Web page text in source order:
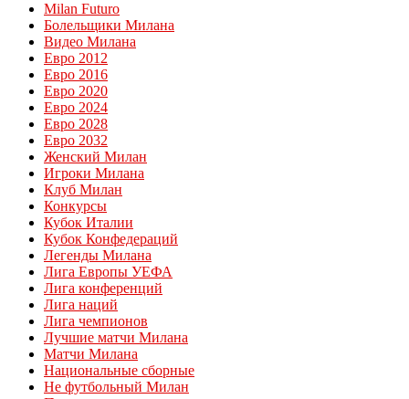
Milan Futuro
Болельщики Милана
Видео Милана
Евро 2012
Евро 2016
Евро 2020
Евро 2024
Евро 2028
Евро 2032
Женский Милан
Игроки Милана
Клуб Милан
Конкурсы
Кубок Италии
Кубок Конфедераций
Легенды Милана
Лига Европы УЕФА
Лига конференций
Лига наций
Лига чемпионов
Лучшие матчи Милана
Матчи Милана
Национальные сборные
Не футбольный Милан